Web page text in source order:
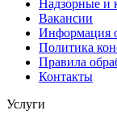
Надзорные и
Вакансии
Информация
Политика
Правила
Контакты
Услуги